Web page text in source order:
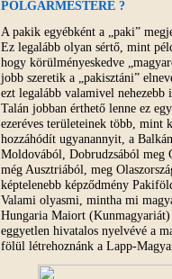
POLGÁRMESTERE ?
A pakik egyébként a „paki”
Ez legalább olyan sértő, mint
hogy körülményeskedve
jobb szeretik a „pakisztáni”
ezt legalább valamivel
Talán jobban érthető lenne ez
ezeréves területeinek több, mint
hozzáhódít ugyanannyit, a
Moldovából, Dobrudzsából meg
még Ausztriából, meg
képtelenebb képződmény
Valami olyasmi, mintha mi
Hungaria Maiort
eggyetlen hivatalos nyelvévé a
fölül létrehoznánk a Lapp-